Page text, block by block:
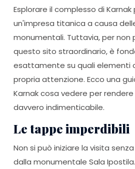
Esplorare il complesso di
un'impresa titanica a causa
monumentali. Tuttavia, per non
questo sito straordinario, è
esattamente su quali elementi
propria attenzione. Ecco una
Karnak cosa vedere per
davvero indimenticabile.
Le tappe imperdibili
Non si può iniziare la visita
dalla monumentale Sala